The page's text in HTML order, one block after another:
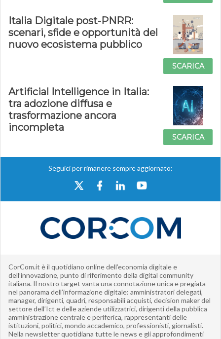
Italia Digitale post-PNRR:
scenari, sfide e opportunità del
nuovo ecosistema pubblico
SCARICA
Artificial Intelligence in Italia:
tra adozione diffusa e
trasformazione ancora
incompleta
SCARICA
Seguici per rimanere sempre aggiornato:
CorCom.it è il quotidiano online dell’economia digitale e
dell’innovazione, punto di riferimento della digital community
italiana. Il nostro target vanta una connotazione unica e pregiata
nel panorama dell’informazione digitale: amministratori delegati,
manager, dirigenti, quadri, responsabili acquisti, decision maker del
settore dell’Ict e delle aziende utilizzatrici, dirigenti della pubblica
amministrazione centrale e periferica, rappresentanti delle
istituzioni, politici, mondo accademico, professionisti, giornalisti.
Nella newsletter quotidiana tutte le news e gli approfondimenti